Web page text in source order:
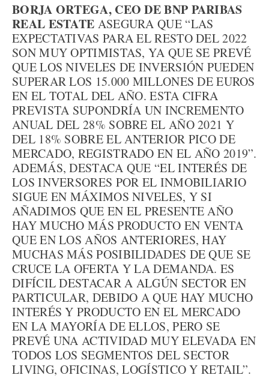
BORJA ORTEGA, CEO DE BNP PARIBAS
REAL ESTATE ASEGURA QUE “LAS
EXPECTATIVAS PARA EL RESTO DEL 2022
SON MUY OPTIMISTAS, YA QUE SE PREVÉ
QUE LOS NIVELES DE INVERSIÓN PUEDEN
SUPERAR LOS 15.000 MILLONES DE EUROS
EN EL TOTAL DEL AÑO. ESTA CIFRA
PREVISTA SUPONDRÍA UN INCREMENTO
ANUAL DEL 28% SOBRE EL AÑO 2021 Y
DEL 18% SOBRE EL ANTERIOR PICO DE
MERCADO, REGISTRADO EN EL AÑO 2019”.
ADEMÁS, DESTACA QUE “EL INTERÉS DE
LOS INVERSORES POR EL INMOBILIARIO
SIGUE EN MÁXIMOS NIVELES, Y SI
AÑADIMOS QUE EN EL PRESENTE AÑO
HAY MUCHO MÁS PRODUCTO EN VENTA
QUE EN LOS AÑOS ANTERIORES, HAY
MUCHAS MÁS POSIBILIDADES DE QUE SE
CRUCE LA OFERTA Y LA DEMANDA. ES
DIFÍCIL DESTACAR A ALGÚN SECTOR EN
PARTICULAR, DEBIDO A QUE HAY MUCHO
INTERÉS Y PRODUCTO EN EL MERCADO
EN LA MAYORÍA DE ELLOS, PERO SE
PREVÉ UNA ACTIVIDAD MUY ELEVADA EN
TODOS LOS SEGMENTOS DEL SECTOR
LIVING, OFICINAS, LOGÍSTICO Y RETAIL”.